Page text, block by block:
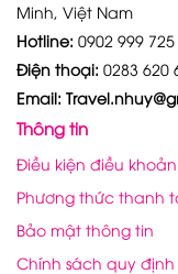
Minh, Việt Nam
Hotline: 0902 999 725
Điện thoại: 0283 620
Email:
Thông tin
Điều kiện điều khoản
Phương thức thanh
Bảo mật thông tin
Chính sách quy định